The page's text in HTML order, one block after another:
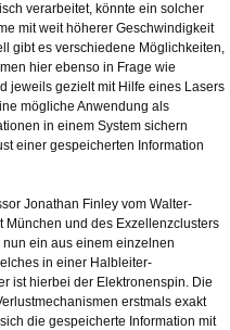
verarbeitet, könnte ein solcher
mit weit höherer Geschwindigkeit
gibt es verschiedene Möglichkeiten,
hier ebenso in Frage wie
jeweils gezielt mit Hilfe eines Lasers
mögliche Anwendung als
in einem System sichern
einer gespeicherten Information
Jonathan Finley vom Walter-
München und des Exzellenzclusters
ein aus einem einzelnen
in einer Halbleiter-
ist hierbei der Elektronenspin. Die
erstmals exakt
die gespeicherte Information mit